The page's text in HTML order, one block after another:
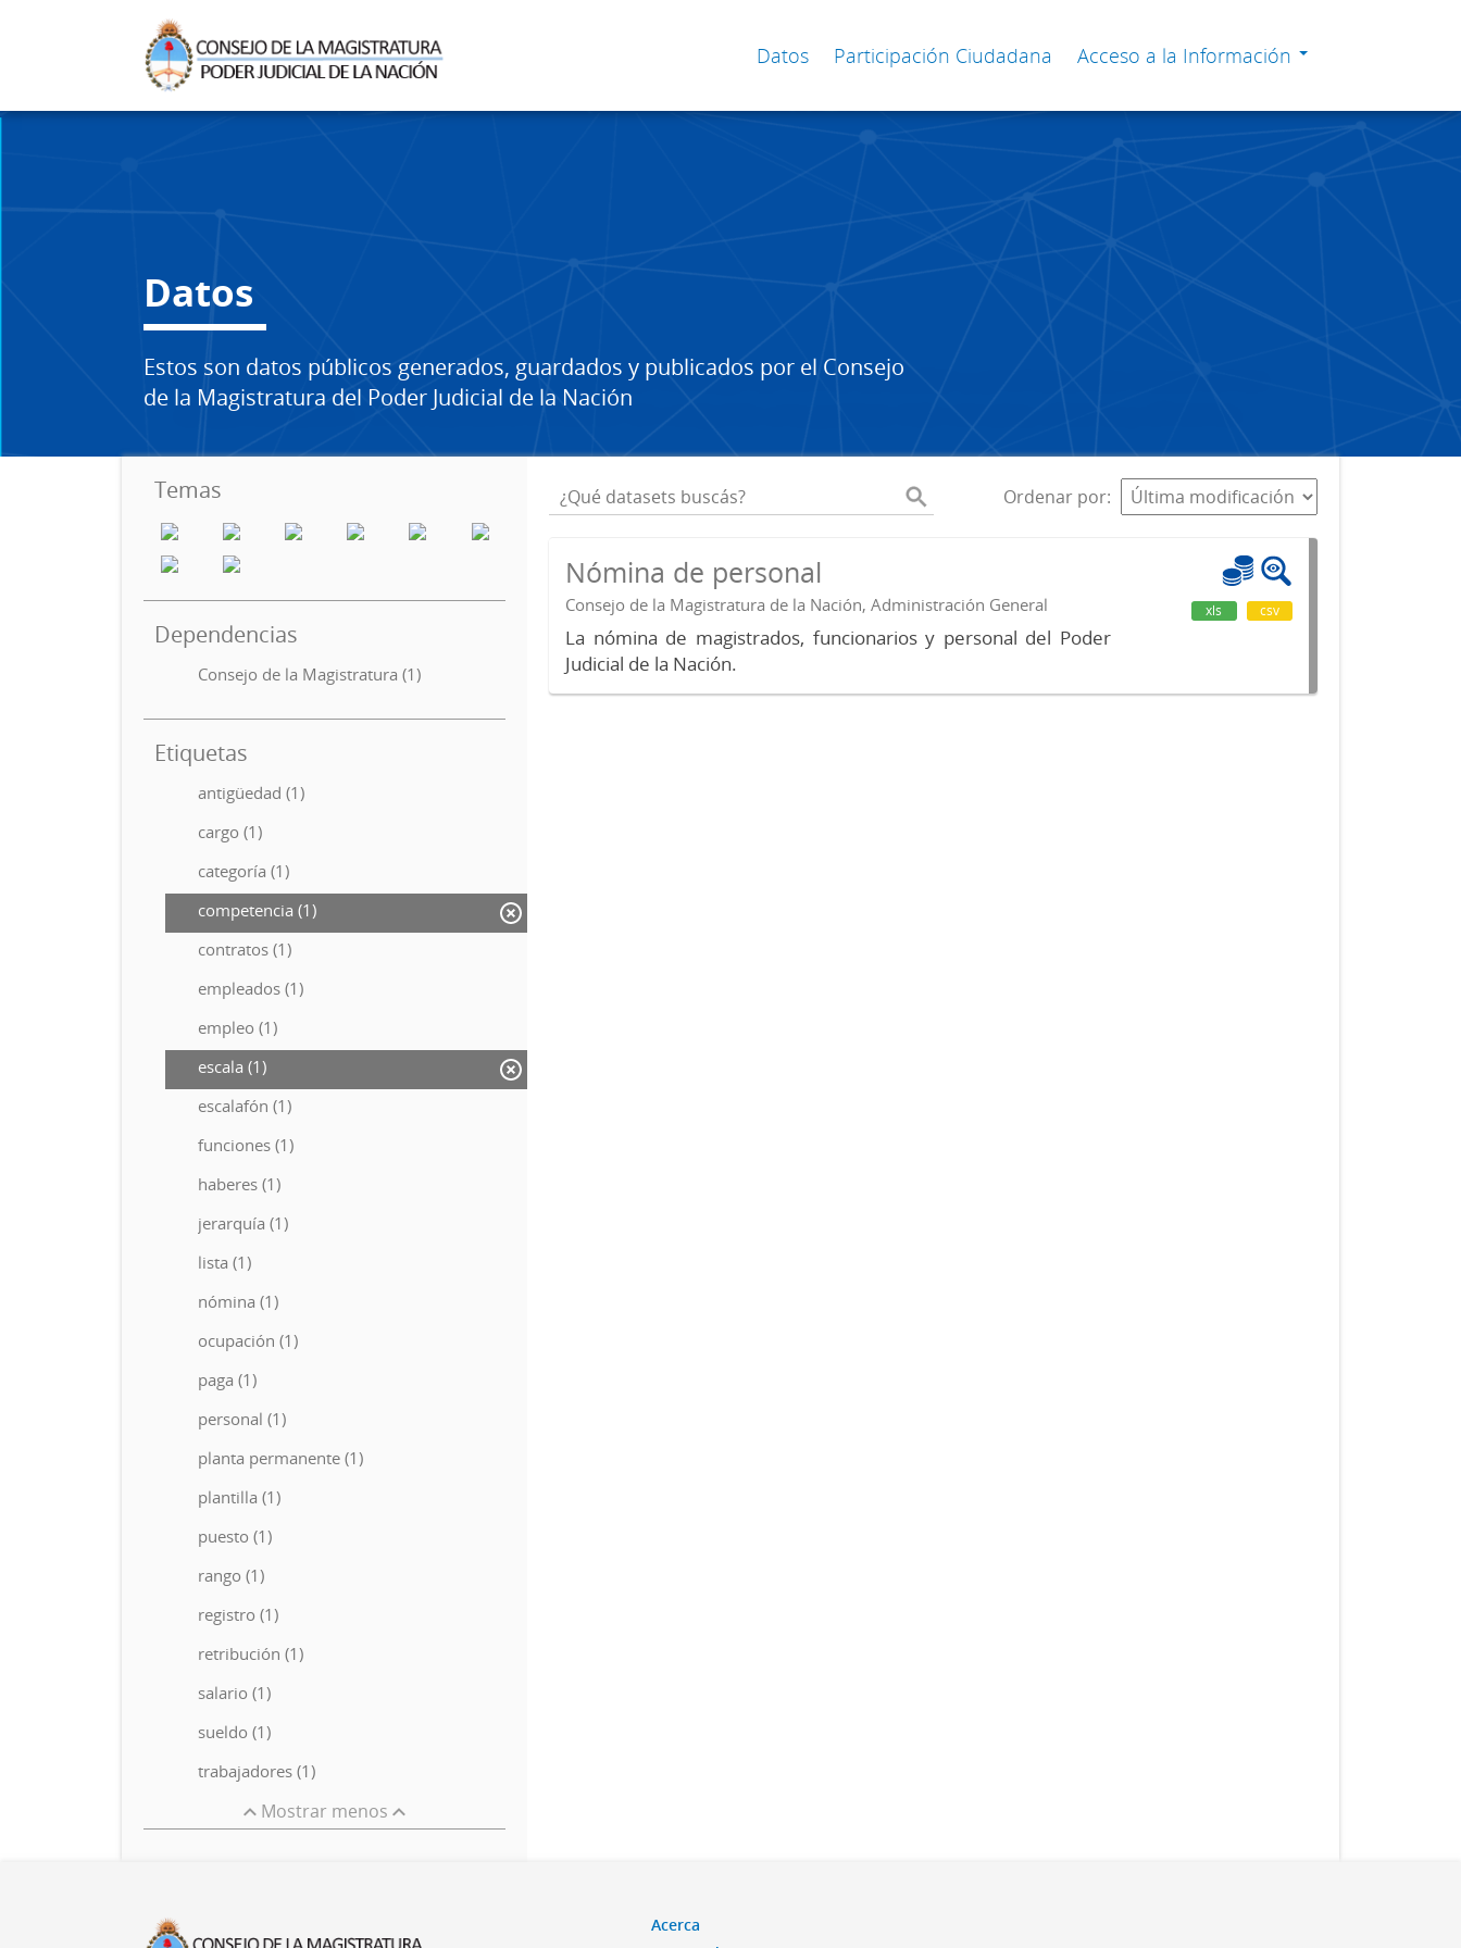
Datos Participación Ciudadana Acceso a la Información
Datos
Estos son datos públicos generados, guardados y publicados por el Consejo
de la Magistratura del Poder Judicial de la Nación
Temas
Dependencias
Consejo de la Magistratura (1)
Etiquetas
antigüedad (1)
cargo (1)
categoría (1)
competencia (1)
contratos (1)
empleados (1)
empleo (1)
escala (1)
escalafón (1)
funciones (1)
haberes (1)
jerarquía (1)
lista (1)
nómina (1)
ocupación (1)
paga (1)
personal (1)
planta permanente (1)
plantilla (1)
puesto (1)
rango (1)
registro (1)
retribución (1)
salario (1)
sueldo (1)
trabajadores (1)
Mostrar menos
Ordenar por
Nómina de personal
Consejo de la Magistratura de la Nación, Administración General
La nómina de magistrados, funcionarios y personal del Poder
Judicial de la Nación.
xls csv
Acerca